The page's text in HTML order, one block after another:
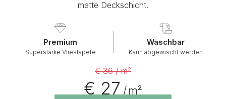
matte Deckschicht.
Premium
Superstarke Vliestapete
Waschbar
Kann abgewischt werden
€ 36 / m²
€ 27/ m²